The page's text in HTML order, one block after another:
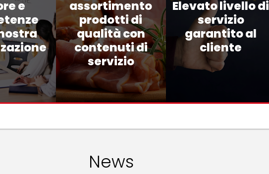
e
assortimento
prodotti di
qualità con
contenuti di
servizio
Elevato livello di
servizio
garantito al
cliente
News